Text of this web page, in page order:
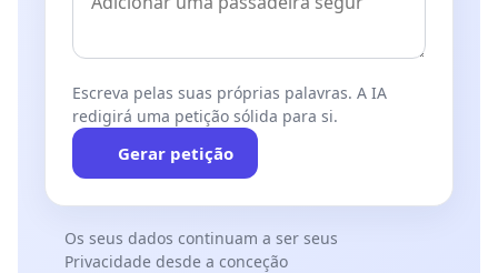
Escreva pelas suas próprias palavras. A IA
redigirá uma petição sólida para si.
Gerar petição
Os seus dados continuam a ser seus
Privacidade desde a conceção